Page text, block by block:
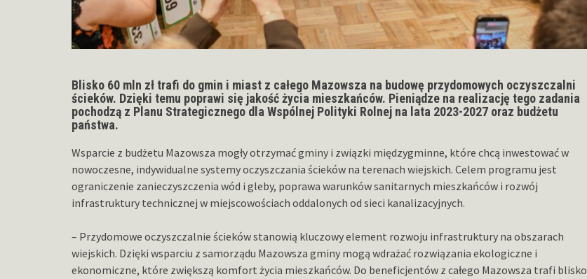
Blisko 60 mln zł trafi do gmin i miast z całego Mazowsza na budowę przydomowych oczyszczalni
ścieków. Dzięki temu poprawi się jakość życia mieszkańców. Pieniądze na realizację tego zadania
pochodzą z Planu Strategicznego dla Wspólnej Polityki Rolnej na lata 2023-2027 oraz budżetu
państwa.
Wsparcie z budżetu Mazowsza mogły otrzymać gminy i związki międzygminne, które chcą inwestować w
nowoczesne, indywidualne systemy oczyszczania ścieków na terenach wiejskich. Celem programu jest
ograniczenie zanieczyszczenia wód i gleby, poprawa warunków sanitarnych mieszkańców i rozwój
infrastruktury technicznej w miejscowościach oddalonych od sieci kanalizacyjnych.
– Przydomowe oczyszczalnie ścieków stanowią kluczowy element rozwoju infrastruktury na obszarach
wiejskich. Dzięki wsparciu z samorządu Mazowsza gminy mogą wdrażać rozwiązania ekologiczne i
ekonomiczne, które zwiększą komfort życia mieszkańców. Do beneficjentów z całego Mazowsza trafi blisko